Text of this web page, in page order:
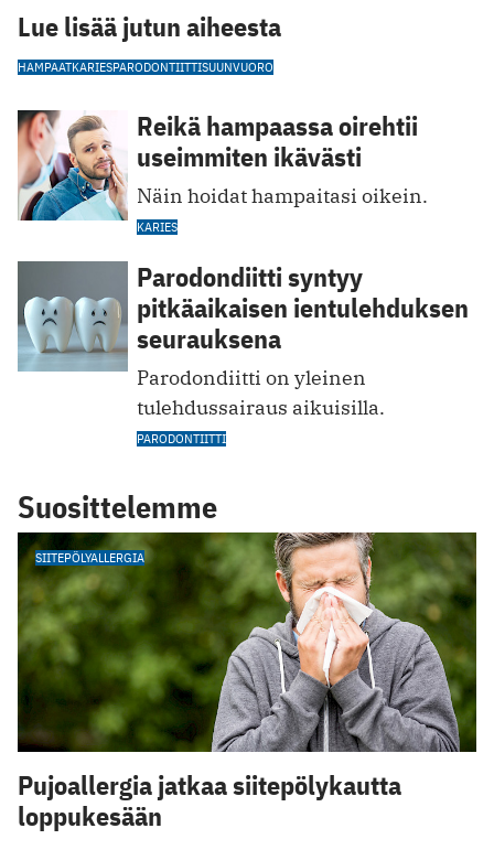
Lue lisää jutun aiheesta
HAMPAATKARIESPARODONTIITTISUUNVUORO
Reikä hampaassa oirehtii
useimmiten ikävästi
Näin hoidat hampaitasi oikein.
KARIES
Parodondiitti syntyy
pitkäaikaisen ientulehduksen
seurauksena
Parodondiitti on yleinen
tulehdussairaus aikuisilla.
PARODONTIITTI
Suosittelemme
SIITEPÖLYALLERGIA
Pujoallergia jatkaa siitepölykautta
loppukesään